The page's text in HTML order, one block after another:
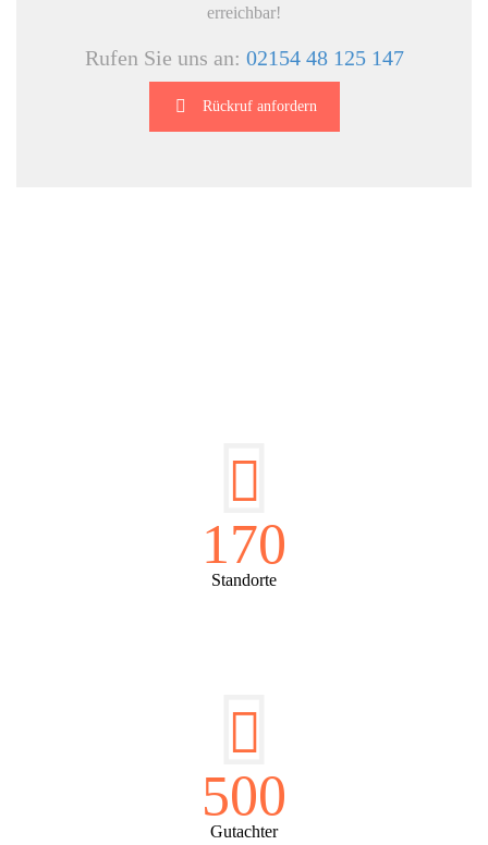
erreichbar!
Rufen Sie uns an: 02154 48 125 147
Rückruf anfordern
170
Standorte
500
Gutachter